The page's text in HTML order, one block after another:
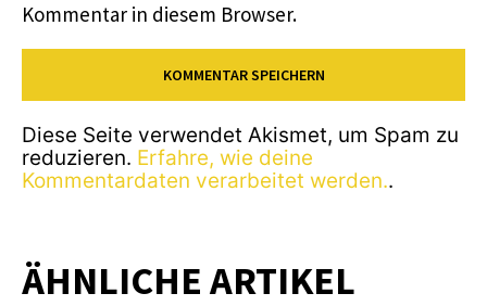
Kommentar in diesem Browser.
Diese Seite verwendet Akismet, um Spam zu
reduzieren. Erfahre, wie deine
Kommentardaten verarbeitet werden..
ÄHNLICHE ARTIKEL